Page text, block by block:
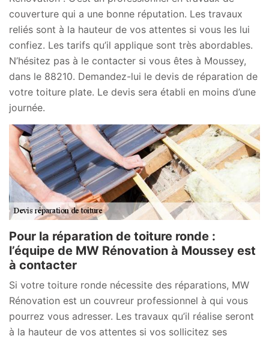
couverture qui a une bonne réputation. Les travaux
reliés sont à la hauteur de vos attentes si vous les lui
confiez. Les tarifs qu’il applique sont très abordables.
N’hésitez pas à le contacter si vous êtes à Moussey,
dans le 88210. Demandez-lui le devis de réparation de
votre toiture plate. Le devis sera établi en moins d’une
journée.
Pour la réparation de toiture ronde :
l’équipe de MW Rénovation à Moussey est
à contacter
Si votre toiture ronde nécessite des réparations, MW
Rénovation est un couvreur professionnel à qui vous
pourrez vous adresser. Les travaux qu’il réalise seront
à la hauteur de vos attentes si vos sollicitez ses